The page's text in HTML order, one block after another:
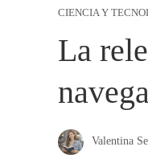
CIENCIA Y
La
Valentina